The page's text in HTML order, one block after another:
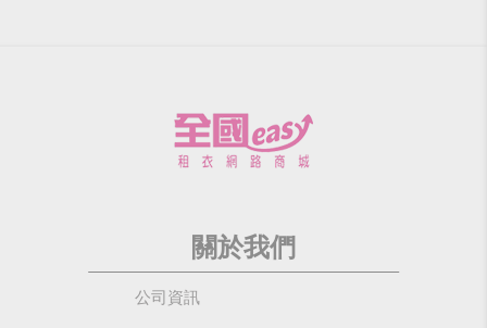
關於我們
公司資訊